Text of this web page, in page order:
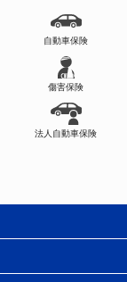
自動車保険
傷害保険
法人自動車保険